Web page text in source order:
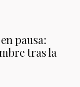
pausa:
tras la